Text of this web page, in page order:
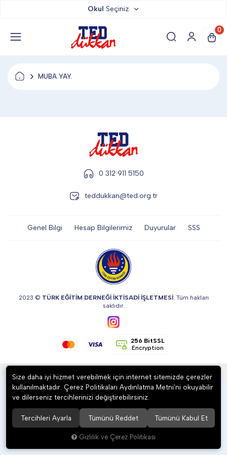
TED YAYINLARI
BLOKNOT & DEFTER
KALEM & KALEM SETİ
TERMOS & FİNCAN
Okul Seçiniz
0
MUBA YAY.
0 312 911 5150
teddukkan@ted.org.tr
Genel Bilgi Hesap Bilgilerimiz Duyurular SSS
2023 © TÜRK EĞİTİM DERNEĞİ İKTİSADİ İŞLETMESİ. Tüm hakları
saklıdır.
256 BitSSL
Encryption
Size daha iyi hizmet verebilmek için internet sitemizde çerezler
kullanılmaktadır. Çerez Politikaları Aydınlatma Metni’ni okuyabilir
ve dilerseniz tercihlerinizi değiştirebilirsiniz.
Tercihleri Ayarla Tümünü Reddet Tümünü Kabul Et
Gizlilik ve Çerez Politikası